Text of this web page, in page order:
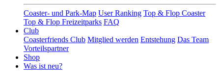
Coaster- und Park-Map User Ranking Top & Flop Coaster
Top & Flop Freizeitparks FAQ
Club
Coasterfriends Club Mitglied werden Entstehung Das Team
Vorteilspartner
Shop
Was ist neu?